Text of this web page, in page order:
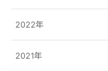
2022年
2021年